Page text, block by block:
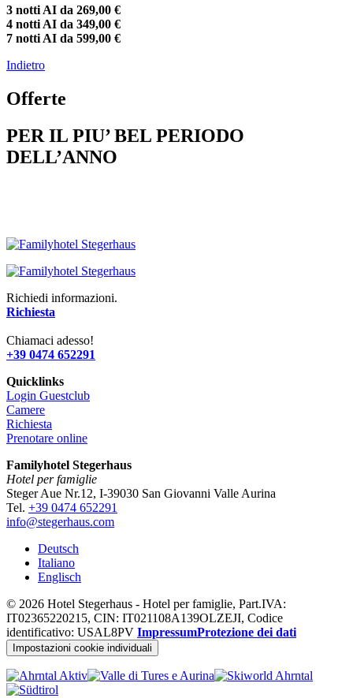
3 notti AI da 269,00 €
4 notti AI da 349,00 €
7 notti AI da 599,00 €
Indietro
Offerte
PER IL PIU’ BEL PERIODO
DELL’ANNO
Richiedi informazioni.
Richiesta
Chiamaci adesso!
+39 0474 652291
Quicklinks
Login Guestclub
Camere
Richiesta
Prenotare online
Familyhotel Stegerhaus
Hotel per famiglie
Steger Aue Nr.12, I-39030 San Giovanni Valle Aurina
Tel. +39 0474 652291
info@stegerhaus.com
Deutsch
Italiano
Englisch
© 2026 Hotel Stegerhaus - Hotel per famiglie, Part.IVA:
IT02365220215, CIN: IT021108A139OLZEJI, Codice
identificativo: USAL8PV ImpressumProtezione dei dati
Impostazioni cookie individuali